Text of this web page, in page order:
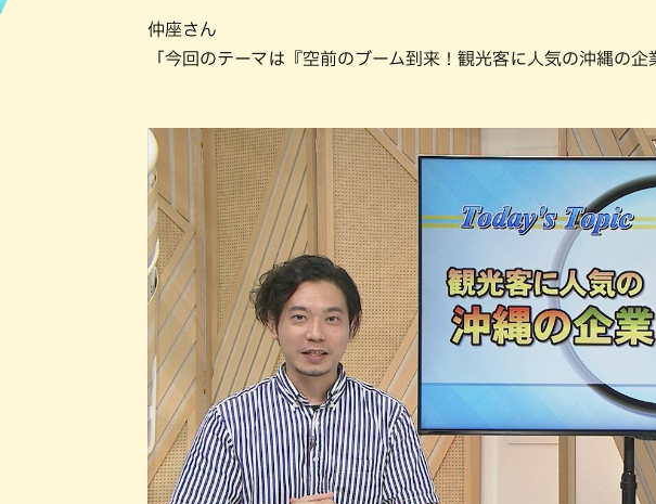
仲座さん
「今回のテーマは『空前のブーム到来！観光客に人気の沖縄の企